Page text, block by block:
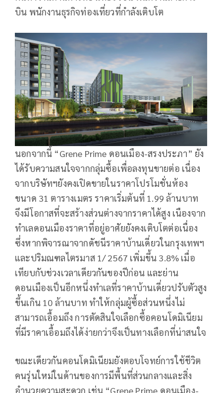
บิน พนักงานธุรกิจท่องเที่ยวที่กำลังเติบโต
นอกจากนี้ “Grene Prime ดอนเมือง-สรงประภา” ยัง
ได้รับความสนใจจากกลุ่มซื้อเพื่อลงทุนขายต่อ เนื่อง
จากบริษัทฯยังคงเปิดขายในราคาโปรโมชั่นห้อง
ขนาด 31 ตารางเมตร ราคาเริ่มต้นที่ 1.99 ล้านบาท
จึงมีโอกาสที่จะสร้างส่วนต่างจากราคาได้สูง เนืองจาก
ทำเลดอนเมืองราคาที่อยู่อาศัยยังคงเติบโตต่อเนื่อง
ซึ่งหากพิจารณาจากดัชนีราคาบ้านเดี่ยวในกรุงเทพฯ
และปริมณฑลไตรมาส 1/ 2567 เพิ่มขึ้น 3.8% เมื่อ
เทียบกับช่วงเวลาเดียวกันของปีก่อน และย่าน
ดอนเมืองเป็นอีกหนึ่งทำเลที่ราคาบ้านเดี่ยวปรับตัวสูง
ขึ้นเกิน 10 ล้านบาท ทำให้กลุ่มผู้ซื้อส่วนหนึ่งไม่
สามารถเอื้อมถึง การตัดสินใจเลือกซื้อคอนโดมิเนียม
ที่มีราคาเอื้อมถึงได้ง่ายกว่าจึงเป็นทางเลือกที่น่าสนใจ
ขณะเดียวกันคอนโดมิเนียมยังตอบโจทย์การใช้ชีวิต
คนรุ่นใหม่ในด้านของการมีพื้นที่ส่วนกลางและสิ่ง
อำนวยความสะดวก เช่น “Grene Prime ดอนเมือง-